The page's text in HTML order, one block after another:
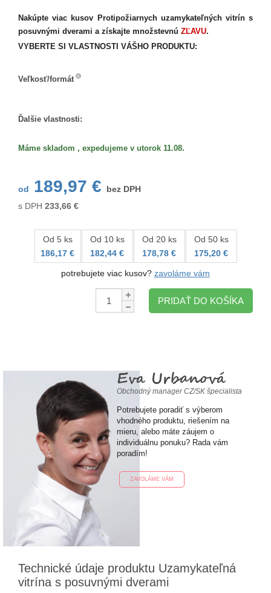
Nakúpte viac kusov Protipožiarnych uzamykateľných vitrín s
posuvnými dverami a získajte množstevnú ZĽAVU.
VYBERTE SI VLASTNOSTI VÁŠHO PRODUKTU:
Veľkosť/formát
Ďalšie vlastnosti:
Máme skladom , expedujeme v utorok 11.08.
od 189,97 €
bez DPH
s DPH 233,66 €
Od 5 ks
186,17 €
Od 10 ks
182,44 €
Od 20 ks
178,78 €
Od 50 ks
175,20 €
potrebujete viac kusov? zavoláme vám
Množstvo:
PRIDAŤ DO KOŠÍKA
Eva Urbanová
Obchodný manager CZ/SK špecialista
Potrebujete poradiť s výberom
vhodného produktu, riešením na
mieru, alebo máte záujem o
individuálnu ponuku? Rada vám
poradím!
ZAVOLÁME VÁM
Technické údaje produktu Uzamykateľná
vitrína s posuvnými dverami